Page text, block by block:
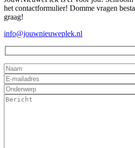
het contactformulier! Domme vragen
graag!
info@jouwnieuweplek.nl